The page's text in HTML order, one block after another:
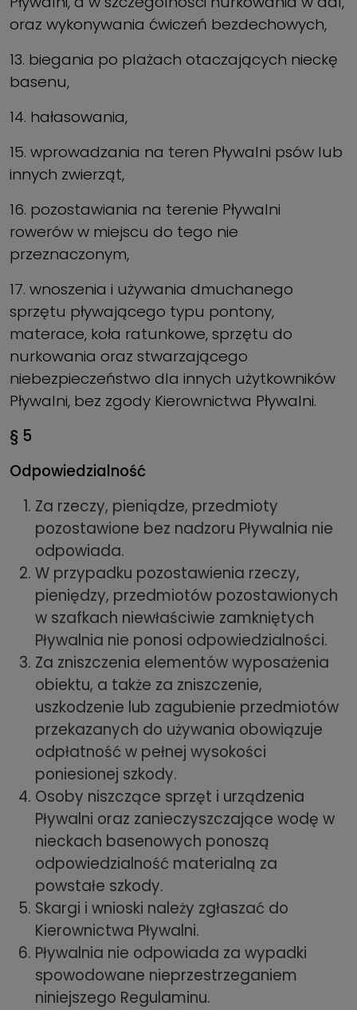
oraz wykonywania ćwiczeń bezdechowych,
13. biegania po plażach otaczających nieckę
basenu,
14. hałasowania,
15. wprowadzania na teren Pływalni psów lub
innych zwierząt,
16. pozostawiania na terenie Pływalni
rowerów w miejscu do tego nie
przeznaczonym,
17. wnoszenia i używania dmuchanego
sprzętu pływającego typu pontony,
materace, koła ratunkowe, sprzętu do
nurkowania oraz stwarzającego
niebezpieczeństwo dla innych użytkowników
Pływalni, bez zgody Kierownictwa Pływalni.
§ 5
Odpowiedzialność
Za rzeczy, pieniądze, przedmioty
pozostawione bez nadzoru Pływalnia nie
odpowiada.
W przypadku pozostawienia rzeczy,
pieniędzy, przedmiotów pozostawionych
w szafkach niewłaściwie zamkniętych
Pływalnia nie ponosi odpowiedzialności.
Za zniszczenia elementów wyposażenia
obiektu, a także za zniszczenie,
uszkodzenie lub zagubienie przedmiotów
przekazanych do używania obowiązuje
odpłatność w pełnej wysokości
poniesionej szkody.
Osoby niszczące sprzęt i urządzenia
Pływalni oraz zanieczyszczające wodę w
nieckach basenowych ponoszą
odpowiedzialność materialną za
powstałe szkody.
Skargi i wnioski należy zgłaszać do
Kierownictwa Pływalni.
Pływalnia nie odpowiada za wypadki
spowodowane nieprzestrzeganiem
niniejszego Regulaminu.